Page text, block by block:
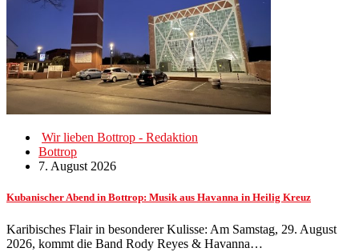
Wir lieben Bottrop - Redaktion
Bottrop
7. August 2026
Kubanischer Abend in Bottrop: Musik aus Havanna in Heilig Kreuz
Karibisches Flair in besonderer Kulisse: Am Samstag, 29. August
2026, kommt die Band Rody Reyes & Havanna…